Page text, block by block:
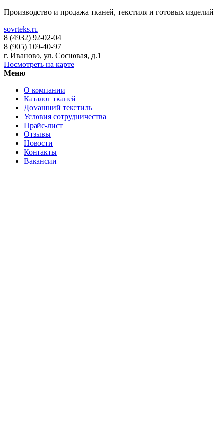
Производство и продажа тканей, текстиля и готовых изделий
sovrteks.ru
8 (4932) 92-02-04
8 (905) 109-40-97
г. Иваново, ул. Сосновая, д.1
Посмотреть на карте
Меню
О компании
Каталог тканей
Домашний текстиль
Условия сотрудничества
Прайс-лист
Отзывы
Новости
Контакты
Вакансии